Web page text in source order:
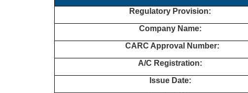
Regulatory Provision:
Company Name:
CARC Approval Number:
A/C Registration:
Issue Date: